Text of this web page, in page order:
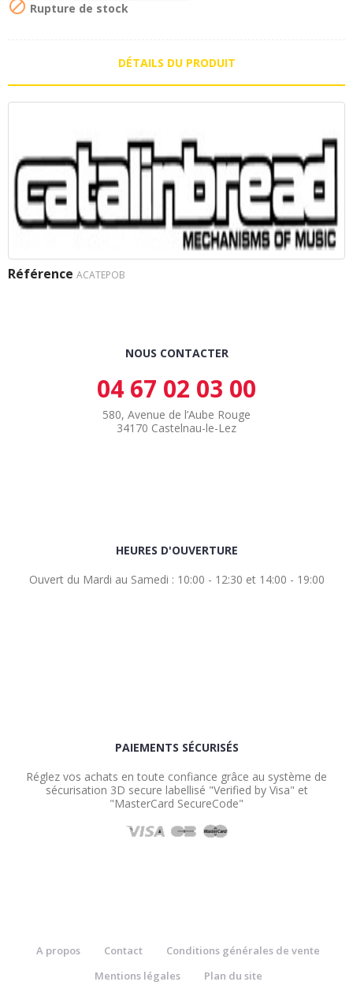
 Rupture de stock
DÉTAILS DU PRODUIT
Référence ACATEPOB
NOUS CONTACTER
04 67 02 03 00
580, Avenue de l’Aube Rouge
34170 Castelnau-le-Lez
HEURES D'OUVERTURE
Ouvert du Mardi au Samedi : 10:00 - 12:30 et 14:00 - 19:00
PAIEMENTS SÉCURISÉS
Réglez vos achats en toute confiance grâce au système de
sécurisation 3D secure labellisé "Verified by Visa" et
"MasterCard SecureCode"
A propos Contact
Conditions générales de vente
Mentions légales
Plan du site